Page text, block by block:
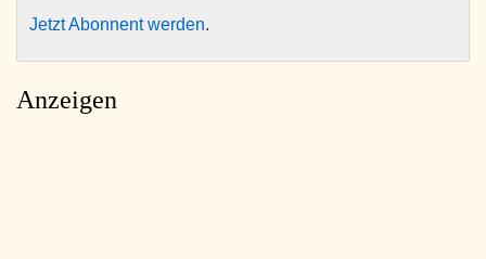
Jetzt Abonnent werden.
Anzeigen